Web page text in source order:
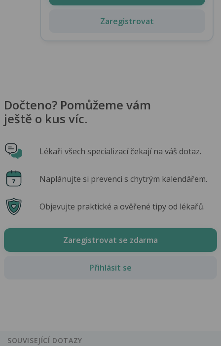
Zaregistrovat
Dočteno? Pomůžeme vám
ještě o kus víc.
Lékaři všech specializací čekají na váš dotaz.
Naplánujte si prevenci s chytrým kalendářem.
Objevujte praktické a ověřené tipy od lékařů.
Zaregistrovat se zdarma
Přihlásit se
SOUVISEJÍCÍ DOTAZY